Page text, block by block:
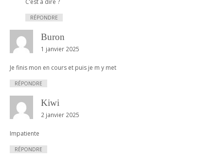
C’est à dire ?
RÉPONDRE
Buron
1 janvier 2025
Je finis mon en cours et puis je m y met
RÉPONDRE
Kiwi
2 janvier 2025
Impatiente
RÉPONDRE